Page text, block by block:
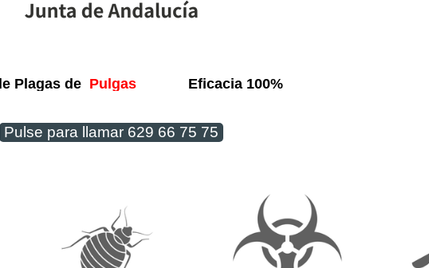
Plagas de Pulgas Eficacia 100%
Pulse para llamar 629 66 75 75